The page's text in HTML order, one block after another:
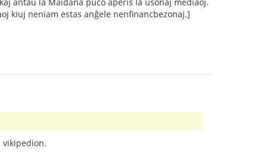
antaŭ la Maidana puĉo aperis la usonaj mediaoj.
kiuj neniam estas anĝele nenfinancbezonaj.]
vikipedion.